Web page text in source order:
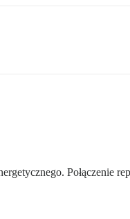
Połączenie